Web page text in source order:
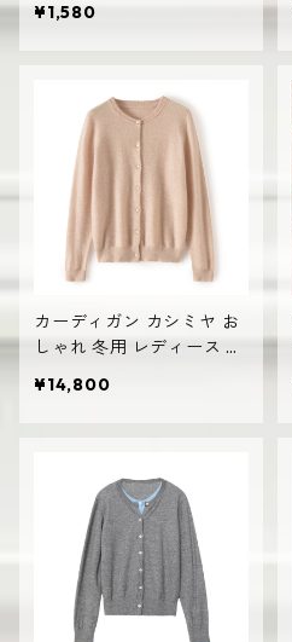
見え
¥1,580
カーディガン カシミヤ お
しゃれ 冬用 レディース 体
¥14,800